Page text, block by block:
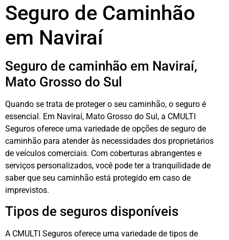
Seguro de Caminhão
em Naviraí
Seguro de caminhão em Naviraí,
Mato Grosso do Sul
Quando se trata de proteger o seu caminhão, o seguro é
essencial. Em Naviraí, Mato Grosso do Sul, a CMULTI
Seguros oferece uma variedade de opções de seguro de
caminhão para atender às necessidades dos proprietários
de veículos comerciais. Com coberturas abrangentes e
serviços personalizados, você pode ter a tranquilidade de
saber que seu caminhão está protegido em caso de
imprevistos.
Tipos de seguros disponíveis
A CMULTI Seguros oferece uma variedade de tipos de